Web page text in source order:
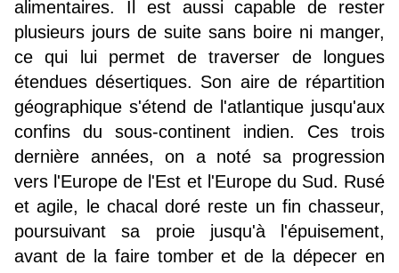
alimentaires. Il est aussi capable de rester
plusieurs jours de suite sans boire ni manger,
ce qui lui permet de traverser de longues
étendues désertiques. Son aire de répartition
géographique s'étend de l'atlantique jusqu'aux
confins du sous-continent indien. Ces trois
dernière années, on a noté sa progression
vers l'Europe de l'Est et l'Europe du Sud. Rusé
et agile, le chacal doré reste un fin chasseur,
poursuivant sa proie jusqu'à l'épuisement,
avant de la faire tomber et de la dépecer en